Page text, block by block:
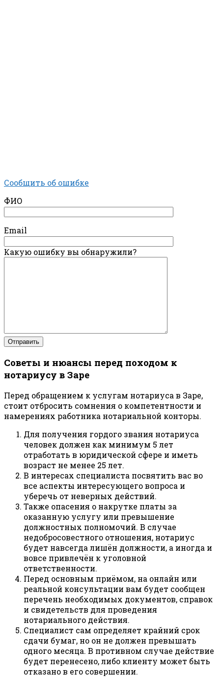
Сообщить об ошибке
ФИО
Email
Какую ошибку вы обнаружили?
Советы и нюансы перед походом к
нотариусу в Заре
Перед обращением к услугам нотариуса в Заре,
стоит отбросить сомнения о компетентности и
намерениях работника нотариальной конторы.
Для получения гордого звания нотариуса
человек должен как минимум 5 лет
отработать в юридической сфере и иметь
возраст не менее 25 лет.
В интересах специалиста посвятить вас во
все аспекты интересующего вопроса и
уберечь от неверных действий.
Также опасения о накрутке платы за
оказанную услугу или превышение
должностных полномочий. В случае
недобросовестного отношения, нотариус
будет навсегда лишён должности, а иногда и
вовсе привлечён к уголовной
ответственности.
Перед основным приёмом, на онлайн или
реальной консультации вам будет сообщен
перечень необходимых документов, справок
и свидетельств для проведения
нотариального действия.
Специалист сам определяет крайний срок
сдачи бумаг, но он не должен превышать
одного месяца. В противном случае действие
будет перенесено, либо клиенту может быть
отказано в его совершении.